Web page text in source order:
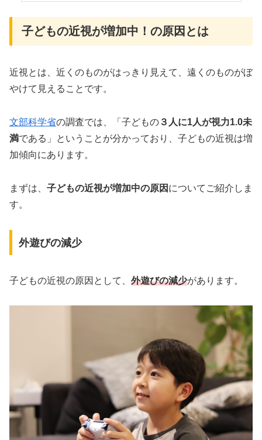
子どもの近視が増加中！の原因とは
近視とは、近くのものがはっきり見えて、遠くのものがぼ
やけて見えることです。
文部科学省の調査では、「子どもの ３人に1人が視力1.0未
満である」ということが分かっており、子どもの近視は増
加傾向にあります。
まずは、 子どもの近視が増加中の原因 についてご紹介しま
す。
外遊びの減少
子どもの近視の原因として、 外遊びの減少があります。